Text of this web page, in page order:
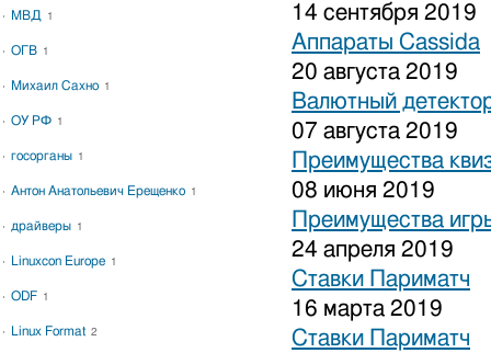
14 сентября 2019
Аппараты Cassida
20 августа 2019
Валютный
07 августа 2019
Преимущества
08 июня 2019
Преимущества
24 апреля 2019
Ставки Париматч
16 марта 2019
Ставки Париматч
МВД 1
ОГВ 1
Михаил Сахно 1
ОУ РФ 1
госорганы 1
Антон Анатольевич Ерещенко 1
драйверы 1
Linuxcon Europe 1
ODF 1
Linux Format 2